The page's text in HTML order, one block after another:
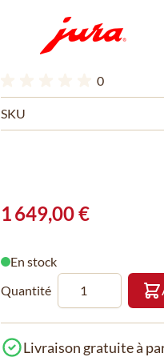
0
SKU
1 649,00 €
En stock
Quantité
Livraison gratuite à